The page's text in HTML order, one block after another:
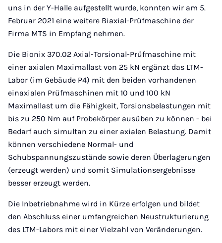
uns in der Y-Halle aufgestellt wurde, konnten wir am 5.
Februar 2021 eine weitere Biaxial-Prüfmaschine der
Firma MTS in Empfang nehmen.
Die Bionix 370.02 Axial-Torsional-Prüfmaschine mit
einer axialen Maximallast von 25 kN ergänzt das LTM-
Labor (im Gebäude P4) mit den beiden vorhandenen
einaxialen Prüfmaschinen mit 10 und 100 kN
Maximallast um die Fähigkeit, Torsionsbelastungen mit
bis zu 250 Nm auf Probekörper ausüben zu können - bei
Bedarf auch simultan zu einer axialen Belastung. Damit
können verschiedene Normal- und
Schubspannungszustände sowie deren Überlagerungen
(erzeugt werden) und somit Simulationsergebnisse
besser erzeugt werden.
Die Inbetriebnahme wird in Kürze erfolgen und bildet
den Abschluss einer umfangreichen Neustrukturierung
des LTM-Labors mit einer Vielzahl von Veränderungen.